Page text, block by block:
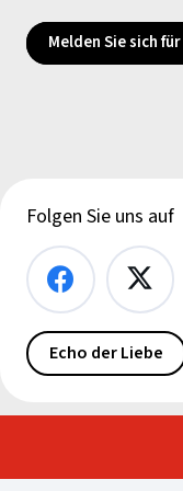
Melden Sie sich
Folgen Sie uns auf
Echo der Liebe